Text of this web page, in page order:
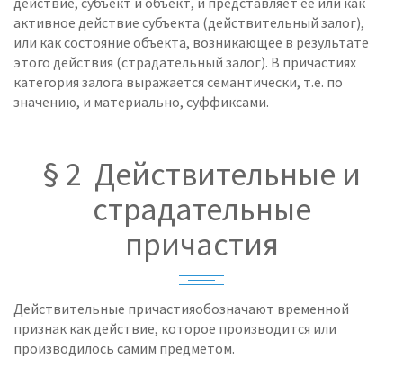
активное действие субъекта (действительный залог),
или как состояние объекта, возникающее в результате
этого действия (страдательный залог). В причастиях
категория залога выражается семантически, т.е. по
значению, и материально, суффиксами.
§ 2 Действительные и
страдательные
причастия
Действительные причастияобозначают временной
признак как действие, которое производится или
производилось самим предметом.